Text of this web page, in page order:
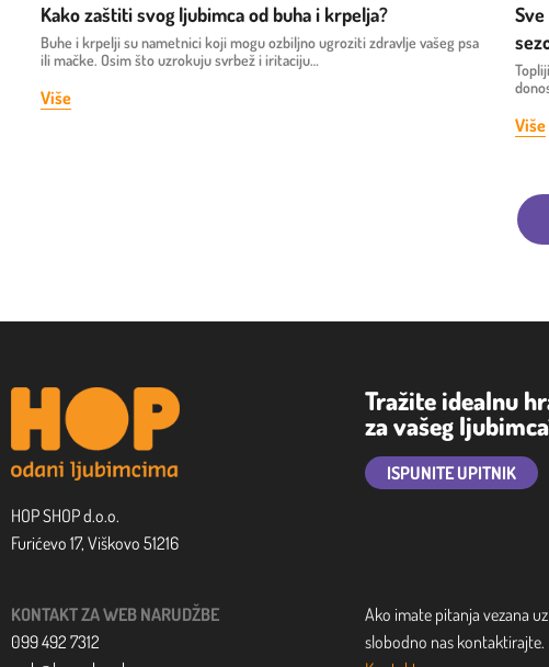
Kako zaštiti svog ljubimca od buha i krpelja?
Buhe i krpelji su nametnici koji mogu ozbiljno ugroziti zdravlje vašeg psa
ili mačke. Osim što uzrokuju svrbež i iritaciju…
Više
Više
HOP SHOP d.o.o.
Furićevo 17, Viškovo 51216
Tražite idealnu
za vašeg
ISPUNITE UPITNIK
KONTAKT ZA WEB NARUDŽBE
099 492 7312
Ako imate pitanja vezana
slobodno nas kontaktirajte.